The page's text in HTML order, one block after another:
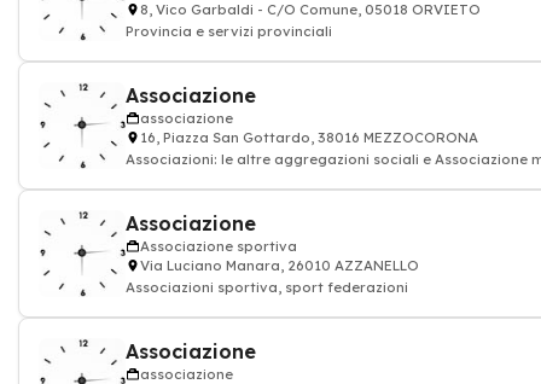
8, Vico Garbaldi - C/O Comune, 05018 ORVIETO
Provincia e servizi provinciali
Associazione
associazione
16, Piazza San Gottardo, 38016 MEZZOCORONA
Associazioni: le altre aggregazioni sociali e Associazione
Associazione
Associazione sportiva
Via Luciano Manara, 26010 AZZANELLO
Associazioni sportiva, sport federazioni
Associazione
associazione